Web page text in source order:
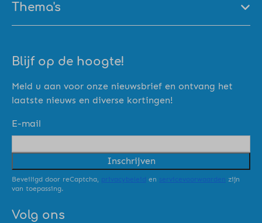
Thema's
Blijf op de hoogte!
Meld u aan voor onze nieuwsbrief en ontvang het
laatste nieuws en diverse kortingen!
E-mail
Inschrijven
Beveiligd door reCaptcha, privacybeleid en servicevoorwaarden zijn
van toepassing.
Volg ons